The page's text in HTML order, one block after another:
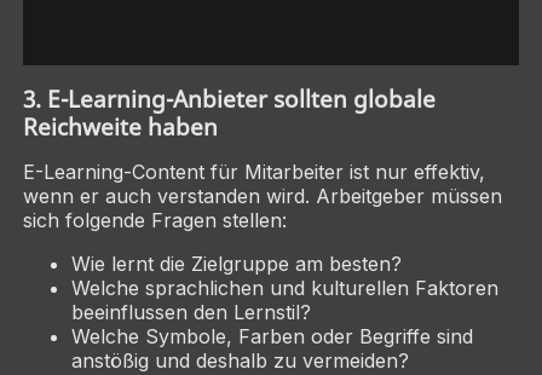
3. E-Learning-Anbieter sollten globale
Reichweite haben
E-Learning-Content für Mitarbeiter ist nur effektiv,
wenn er auch verstanden wird. Arbeitgeber müssen
sich folgende Fragen stellen:
Wie lernt die Zielgruppe am besten?
Welche sprachlichen und kulturellen Faktoren
beeinflussen den Lernstil?
Welche Symbole, Farben oder Begriffe sind
anstößig und deshalb zu vermeiden?